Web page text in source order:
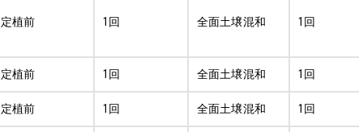
定植前
1回 全面土壌混和
1回
定植前 1回 全面土壌混和 1回
定植前 1回 全面土壌混和 1回